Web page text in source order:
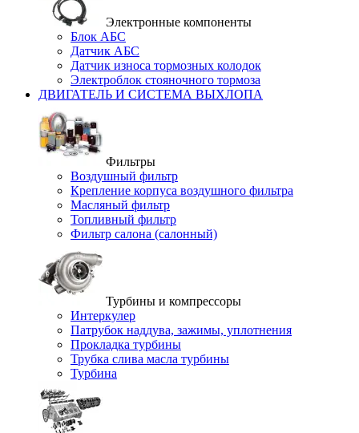
Электронные компоненты
Блок АБС
Датчик АБС
Датчик износа тормозных колодок
Электроблок стояночного тормоза
ДВИГАТЕЛЬ И СИСТЕМА ВЫХЛОПА
Фильтры
Воздушный фильтр
Крепление корпуса воздушного фильтра
Масляный фильтр
Топливный фильтр
Фильтр салона (салонный)
Турбины и компрессоры
Интеркулер
Патрубок наддува, зажимы, уплотнения
Прокладка турбины
Трубка слива масла турбины
Турбина